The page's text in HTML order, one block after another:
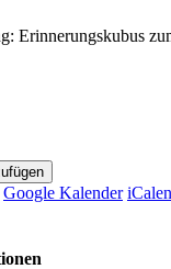
Google Kalender